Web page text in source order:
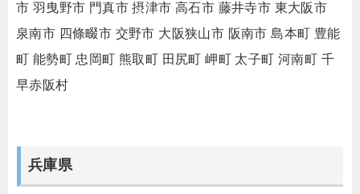
市 羽曳野市 門真市 摂津市 高石市 藤井寺市 東大阪市
泉南市 四條畷市 交野市 大阪狭山市 阪南市 島本町 豊能
町 能勢町 忠岡町 熊取町 田尻町 岬町 太子町 河南町 千
早赤阪村
兵庫県